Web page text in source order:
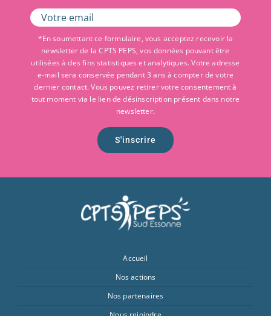
*En soumettant ce formulaire, vous acceptez recevoir la
newsletter de la CPTS PEPS, vos données pouvant être
utilisées à des fins statistiques et analytiques. Votre adresse
e-mail sera conservée pendant 3 ans à compter de votre
dernier contact. Vous pouvez retirer votre consentement à
tout moment via le lien de désinscription présent dans notre
newsletter.
S'inscrire
Accueil
Nos actions
Nos partenaires